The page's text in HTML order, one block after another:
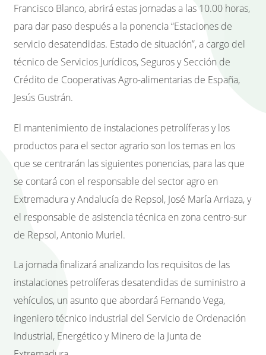
Francisco Blanco, abrirá estas jornadas a las 10.00 horas,
para dar paso después a la ponencia “Estaciones de
servicio desatendidas. Estado de situación”, a cargo del
técnico de Servicios Jurídicos, Seguros y Sección de
Crédito de Cooperativas Agro-alimentarias de España,
Jesús Gustrán.
El mantenimiento de instalaciones petrolíferas y los
productos para el sector agrario son los temas en los
que se centrarán las siguientes ponencias, para las que
se contará con el responsable del sector agro en
Extremadura y Andalucía de Repsol, José María Arriaza, y
el responsable de asistencia técnica en zona centro-sur
de Repsol, Antonio Muriel.
La jornada finalizará analizando los requisitos de las
instalaciones petrolíferas desatendidas de suministro a
vehículos, un asunto que abordará Fernando Vega,
ingeniero técnico industrial del Servicio de Ordenación
Industrial, Energético y Minero de la Junta de